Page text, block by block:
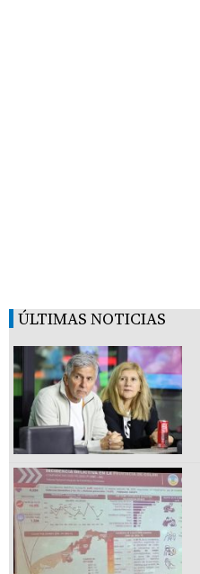
ÚLTIMAS NOTICIAS